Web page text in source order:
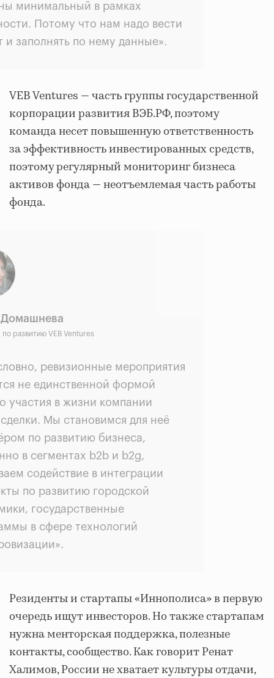
минимальный в рамках
Потому что нам надо вести
и заполнять по нему данные».
VEB Ventures — часть группы государственной
корпорации развития ВЭБ.РФ, поэтому
команда несет повышенную ответственность
за эффективность инвестированных средств,
поэтому регулярный мониторинг бизнеса
активов фонда — неотъемлемая часть работы
фонда.
Домашнева
развитию VEB Ventures
ревизионные мероприятия
не единственной формой
участия в жизни компании
Мы становимся для неё
по развитию бизнеса,
в сегментах b2b и b2g,
содействие в интеграции
по развитию городской
государственные
в сфере технологий
Резиденты и стартапы «Иннополиса» в первую
очередь ищут инвесторов. Но также стартапам
нужна менторская поддержка, полезные
контакты, сообщество. Как говорит Ренат
Халимов, России не хватает культуры отдачи,